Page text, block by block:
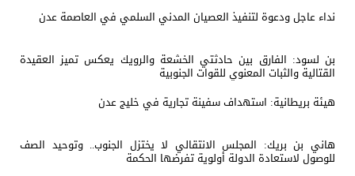
نداء عاجل ودعوة لتنفيذ العصيان المدني السلمي في العاصمة عدن
بن لسود: الفارق بين حادثتي الخشعة والرويك يعكس تميز العقيدة
القتالية والثبات المعنوي للقوات الجنوبية
هيئة بريطانية: استهداف سفينة تجارية في خليج عدن
هاني بن بريك: المجلس الانتقالي لا يختزل الجنوب.. وتوحيد الصف
للوصول لاستعادة الدولة أولوية تفرضها الحكمة